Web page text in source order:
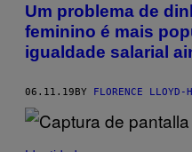
Um problema de
feminino é mais
igualdade salarial
06.11.19BY FLORENCE LLOYD-